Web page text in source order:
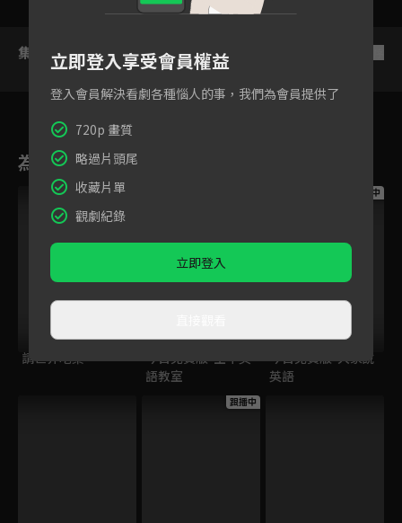
集數列表
為您推薦
跟播中
請世界吃桌
今日免費版-空中英
語教室
跟播中
今日免費版-大家說
英語
跟播中
立即登入享受會員權益
登入會員解決看劇各種惱人的事，我們為會員提供了
720p 畫質
略過片頭尾
收藏片單
觀劇紀錄
立即登入